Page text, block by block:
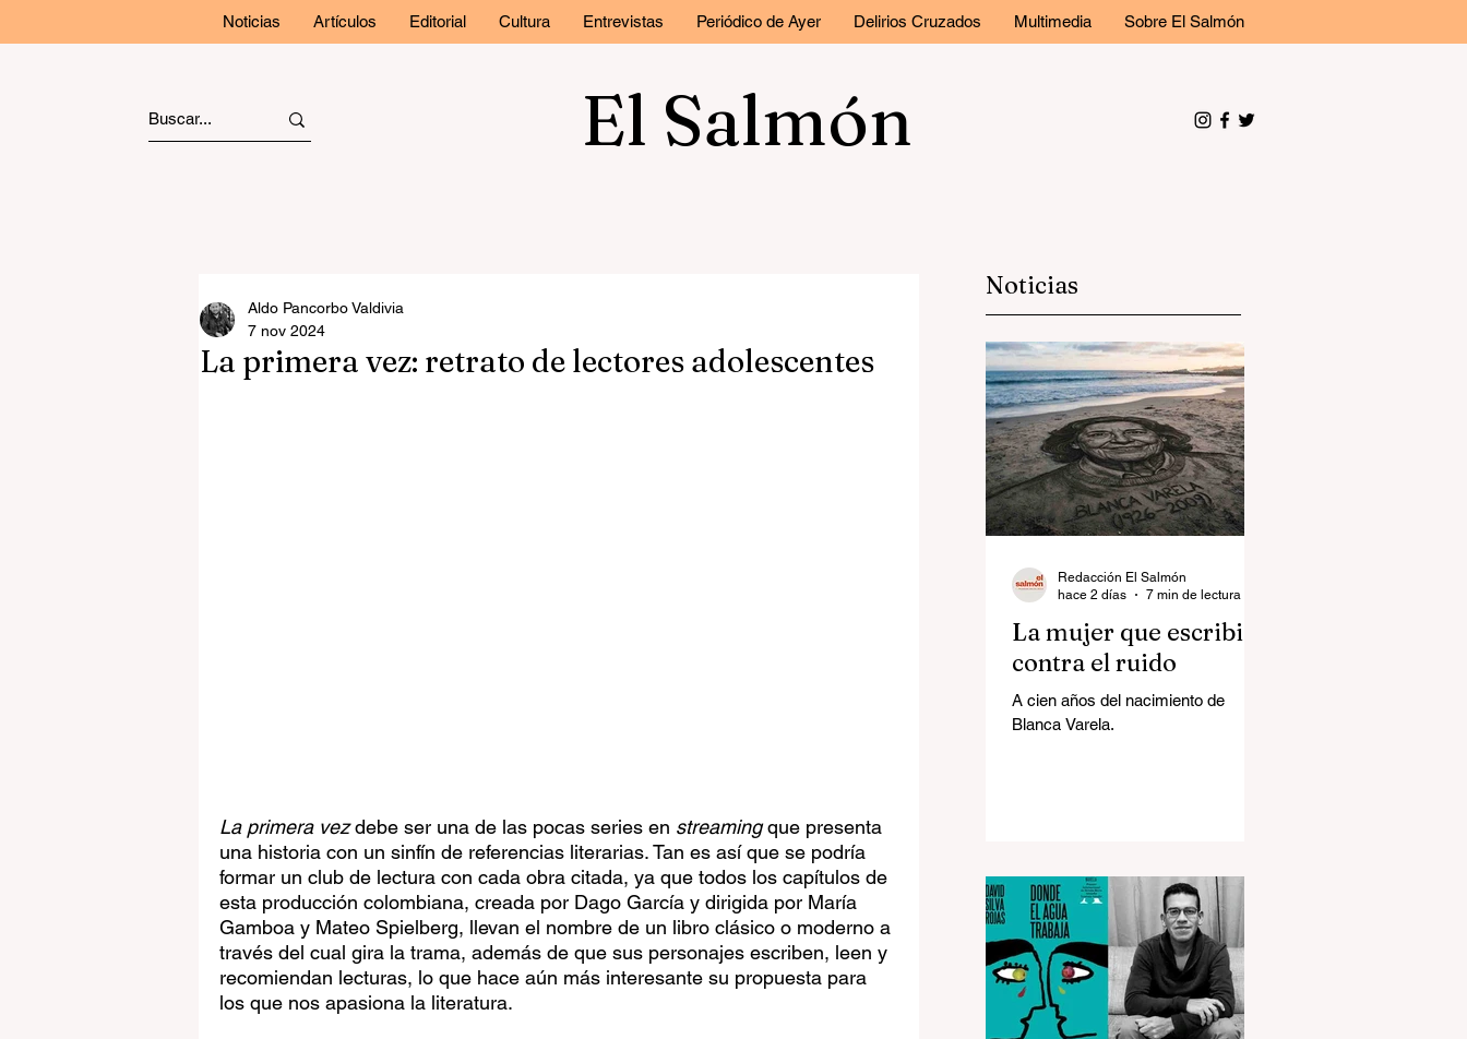
Noticias Artículos Editorial Cultura Entrevistas Periódico de Ayer Delirios Cruzados Multimedia Sobre El Salmón
El Salmón
La primera vez: retrato de lectores adolescentes
Aldo Pancorbo Valdivia
7 nov 2024
La primera vez debe ser una de las pocas series en streaming que presenta
una historia con un sinfín de referencias literarias. Tan es así que se podría
formar un club de lectura con cada obra citada, ya que todos los capítulos de
esta producción colombiana, creada por Dago García y dirigida por María
Gamboa y Mateo Spielberg, llevan el nombre de un libro clásico o moderno a
través del cual gira la trama, además de que sus personajes escriben, leen y
recomiendan lecturas, lo que hace aún más interesante su propuesta para
los que nos apasiona la literatura.
Noticias
La mujer que escribió
contra el ruido
A cien años del nacimiento de
Blanca Varela.
Redacción El Salmón
hace 2 días
7 min de lectura